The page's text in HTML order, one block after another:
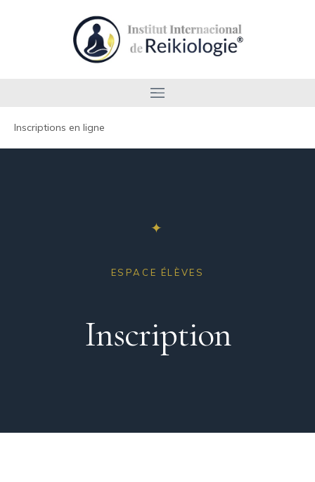
Inscriptions en ligne
✦
ESPACE ÉLÈVES
Inscription